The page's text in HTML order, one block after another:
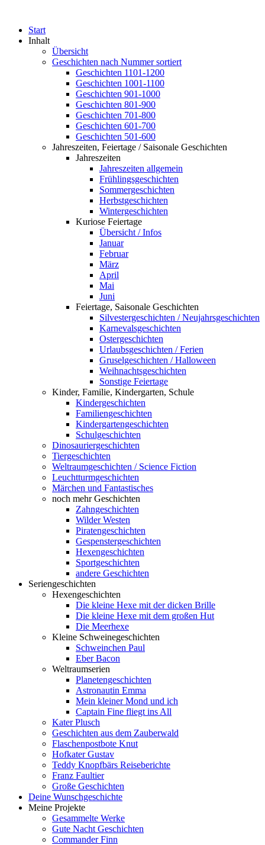
Start
Inhalt
Übersicht
Geschichten nach Nummer sortiert
Geschichten 1101-1200
Geschichten 1001-1100
Geschichten 901-1000
Geschichten 801-900
Geschichten 701-800
Geschichten 601-700
Geschichten 501-600
Jahreszeiten, Feiertage / Saisonale Geschichten
Jahreszeiten
Jahreszeiten allgemein
Frühlingsgeschichten
Sommergeschichten
Herbstgeschichten
Wintergeschichten
Kuriose Feiertage
Übersicht / Infos
Januar
Februar
März
April
Mai
Juni
Feiertage, Saisonale Geschichten
Silvestergeschichten / Neujahrsgeschichten
Karnevalsgeschichten
Ostergeschichten
Urlaubsgeschichten / Ferien
Gruselgeschichten / Halloween
Weihnachtsgeschichten
Sonstige Feiertage
Kinder, Familie, Kindergarten, Schule
Kindergeschichten
Familiengeschichten
Kindergartengeschichten
Schulgeschichten
Dinosauriergeschichten
Tiergeschichten
Weltraumgeschichten / Science Fiction
Leuchtturmgeschichten
Märchen und Fantastisches
noch mehr Geschichten
Zahngeschichten
Wilder Westen
Piratengeschichten
Gespenstergeschichten
Hexengeschichten
Sportgeschichten
andere Geschichten
Seriengeschichten
Hexengeschichten
Die kleine Hexe mit der dicken Brille
Die kleine Hexe mit dem großen Hut
Die Meerhexe
Kleine Schweinegeschichten
Schweinchen Paul
Eber Bacon
Weltraumserien
Planetengeschichten
Astronautin Emma
Mein kleiner Mond und ich
Captain Fine fliegt ins All
Kater Plusch
Geschichten aus dem Zauberwald
Flaschenpostbote Knut
Hofkater Gustav
Teddy Knopfbärs Reiseberichte
Franz Faultier
Große Geschichten
Deine Wunschgeschichte
Meine Projekte
Gesammelte Werke
Gute Nacht Geschichten
Commander Finn